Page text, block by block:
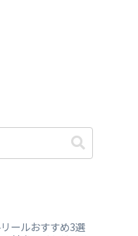
ールおすすめ3選